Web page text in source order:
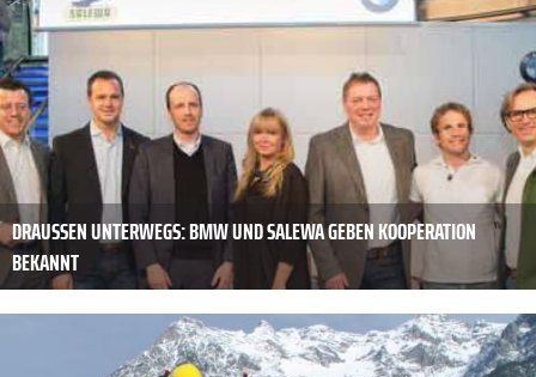
DRAUSSEN UNTERWEGS: BMW UND SALEWA GEBEN KOOPERATION B
EKANNT